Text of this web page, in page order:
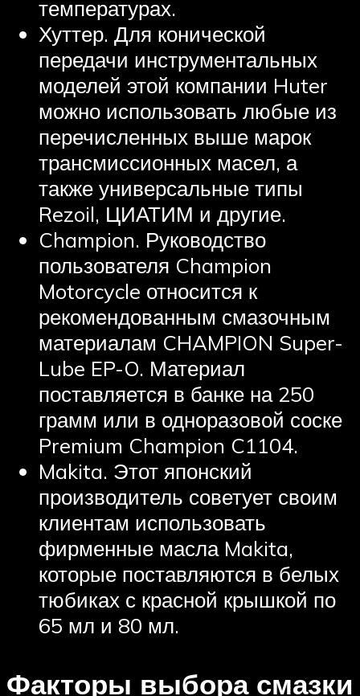
температурах.
Хуттер. Для конической
передачи инструментальных
моделей этой компании Huter
можно использовать любые из
перечисленных выше марок
трансмиссионных масел, а
также универсальные типы
Rezoil, ЦИАТИМ и другие.
Champion. Руководство
пользователя Champion
Motorcycle относится к
рекомендованным смазочным
материалам CHAMPION Super-
Lube EP-O. Материал
поставляется в банке на 250
грамм или в одноразовой соске
Premium Champion C1104.
Makita. Этот японский
производитель советует своим
клиентам использовать
фирменные масла Makita,
которые поставляются в белых
тюбиках с красной крышкой по
65 мл и 80 мл.
Факторы выбора смазки